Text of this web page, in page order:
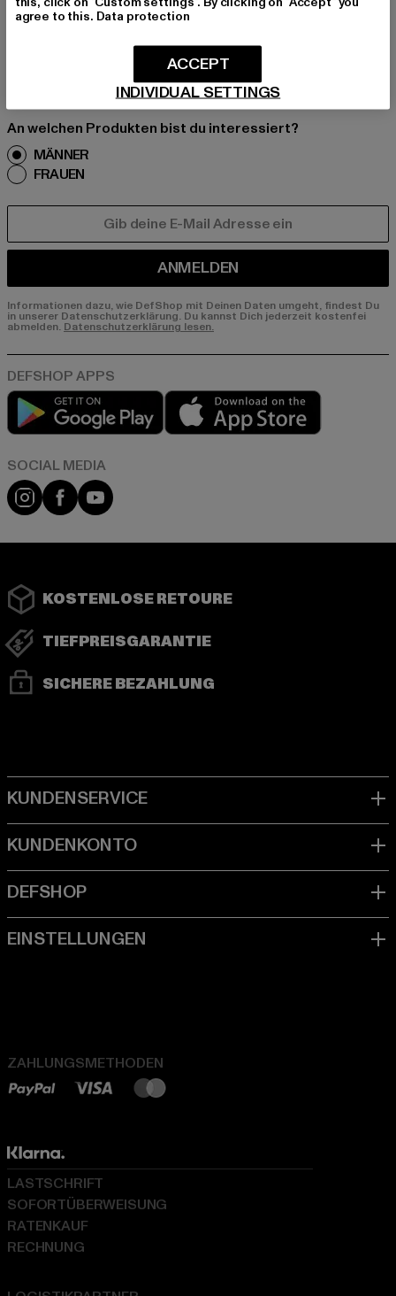
Melde dich hier für unseren Newsletter an und
erhalte künftig Informationen über aktuelle Tre
nds, Angebote und Gutscheine von DefShop p
An welchen Produkten bist du interessiert?
MÄNNER
FRAUEN
ANMELDEN
Informationen dazu, wie DefShop mit Deinen Daten umgeht, findest Du
in unserer Datenschutzerklärung. Du kannst Dich jederzeit kostenfei
abmelden. Datenschutzerklärung lesen.
Play market
Instagram
FacebookYouTube
KOSTENLOSE RETOURE
TIEFPREISGARANTIE
SICHERE BEZAHLUNG
ZAHLUNGSMETHODEN
LASTSCHRIFT
SOFORTÜBERWEISUNG
RATENKAUF
RECHNUNG
agree to this. Data protection
INDIVIDUAL SETTINGS
ACCEPT